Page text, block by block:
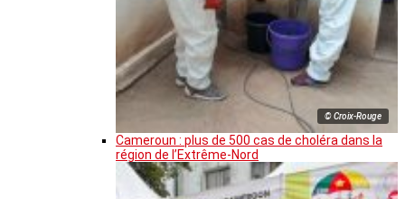
© Croix-Rouge
Cameroun : plus de 500 cas de choléra dans la
région de l’Extrême-Nord